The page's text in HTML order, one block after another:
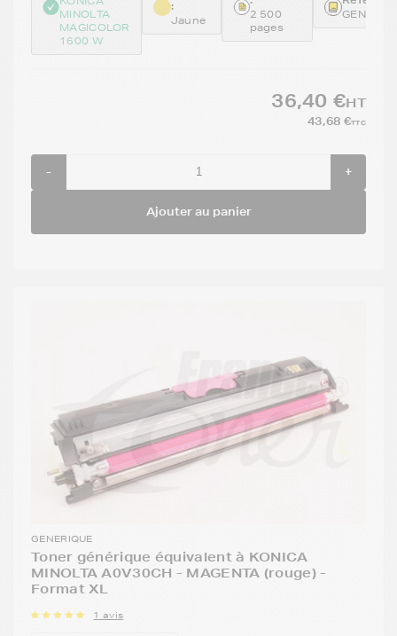
MINOLTA
MAGICOLOR
1600 W
:
Jaune
2 500
pages
36,40 €HT
43,68 €TTC
- +
Ajouter au panier
GENERIQUE
Toner générique équivalent à KONICA
MINOLTA A0V30CH - MAGENTA (rouge) -
Format XL
1 avis